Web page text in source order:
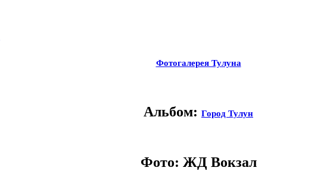
Фотогалерея Тулуна
Альбом: Город Тулун
Фото: ЖД Вокзал